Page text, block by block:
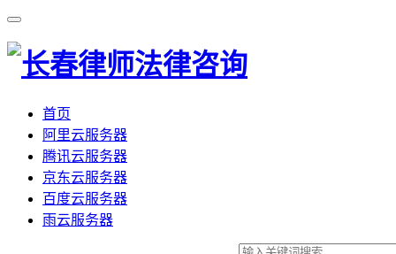
首页
阿里云服务器
腾讯云服务器
京东云服务器
百度云服务器
雨云服务器